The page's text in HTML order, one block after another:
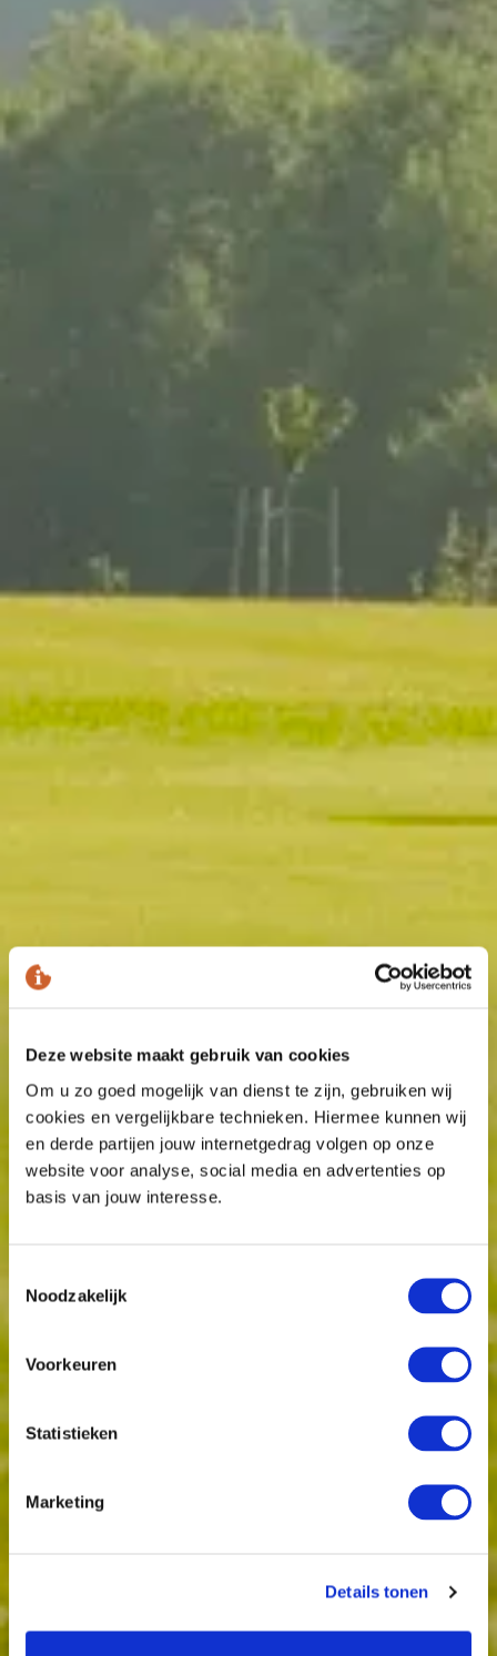
Deze website maakt gebruik van cookies
Om u zo goed mogelijk van dienst te zijn, gebruiken wij
cookies en vergelijkbare technieken. Hiermee kunnen wij
en derde partijen jouw internetgedrag volgen op onze
website voor analyse, social media en advertenties op
basis van jouw interesse.
Noodzakelijk
Voorkeuren
Statistieken
Marketing
Details tonen